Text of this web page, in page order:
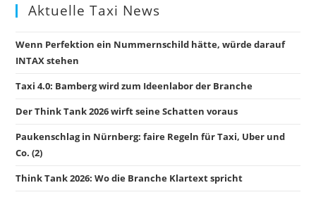
Aktuelle Taxi News
Wenn Perfektion ein Nummernschild hätte, würde darauf
INTAX stehen
Taxi 4.0: Bamberg wird zum Ideenlabor der Branche
Der Think Tank 2026 wirft seine Schatten voraus
Paukenschlag in Nürnberg: faire Regeln für Taxi, Uber und
Co. (2)
Think Tank 2026: Wo die Branche Klartext spricht